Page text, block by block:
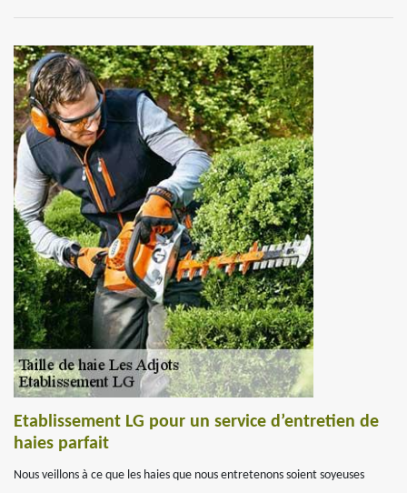
Etablissement LG pour un service d’entretien de
haies parfait
Nous veillons à ce que les haies que nous entretenons soient soyeuses